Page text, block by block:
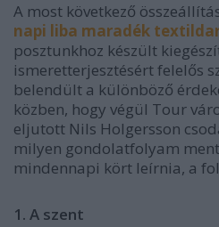
A most következő
napi liba maradék
posztunkhoz készült
ismeretterjesztésért felelős
belendült a különböző
közben, hogy végül Tour
eljutott Nils Holgersson
milyen gondolatfolyam
mindennapi kört leírnia, a
1. A szent